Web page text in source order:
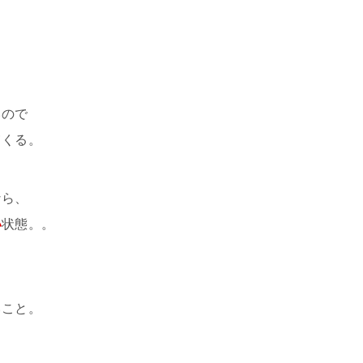
で
る。
、
状態。。
と。